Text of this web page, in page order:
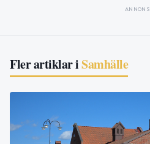
ANNONS
Fler artiklar iSamhälle